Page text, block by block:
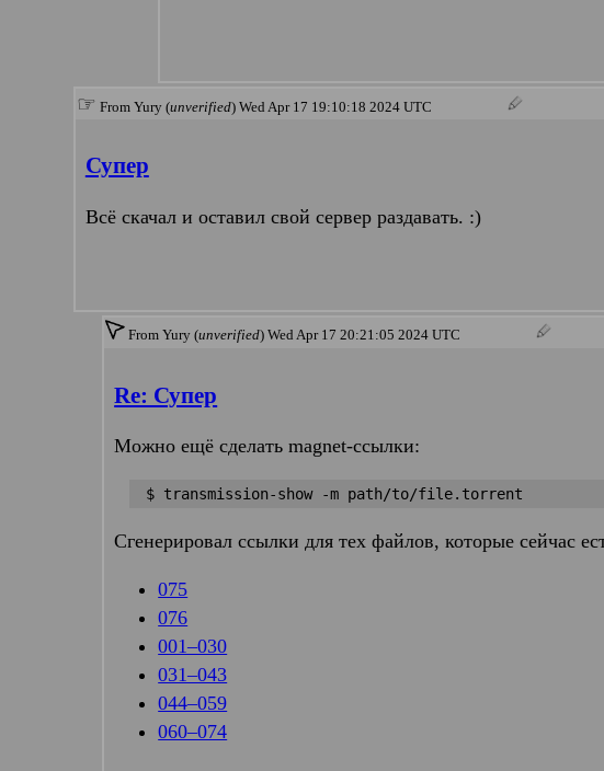
☞ From Yury (unverified) Wed Apr 17 19:10:18 2024 UTC
Супер
Всё скачал и оставил свой сервер раздавать. :)
From Yury (unverified) Wed Apr 17 20:21:05 2024 UTC
Re: Супер
Можно ещё сделать magnet-ссылки:
$ transmission-show -m path/to/file.torrent
Сгенерировал ссылки для тех файлов, которые сейчас
075
076
001–030
031–043
044–059
060–074